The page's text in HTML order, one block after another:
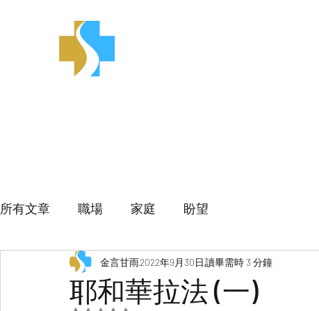
所有文章 職場 家庭 盼望
耶和華拉法 (一)
金言甘雨2022年9月30日讀畢需時 3 分鐘